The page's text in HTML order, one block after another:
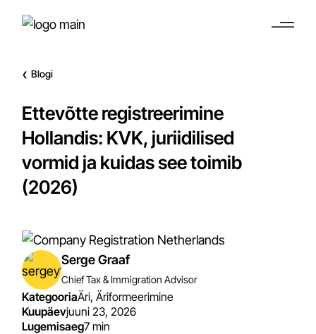
❮ Blogi
Ettevõtte registreerimine
Hollandis: KVK, juriidilised
vormid ja kuidas see toimib
(2026)
Serge Graaf
Chief Tax & Immigration Advisor
KategooriaÄri,Äriformeerimine
Kuupäevjuuni 23, 2026
Lugemisaeg7 min